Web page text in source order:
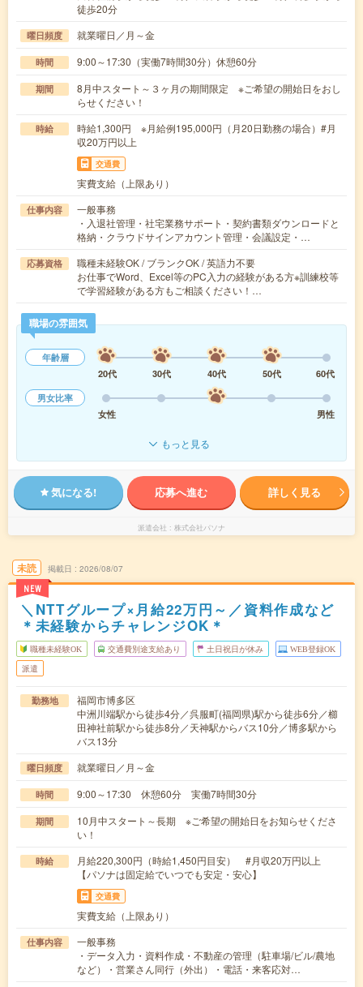
徒歩20分
曜日頻度 就業曜日／月～金
時間 9:00～17:30（実働7時間30分）休憩60分
期間
8月中スタート～３ヶ月の期間限定 ※ご希望の開始日をおし
らせください！
時給
時給1,300円 ※月給例195,000円（月20日勤務の場合）#月
収20万円以上
交通費
実費支給（上限あり）
仕事内容
一般事務
・入退社管理・社宅業務サポート・契約書類ダウンロードと
格納・クラウドサインアカウント管理・会議設定・…
応募資格
職種未経験OK / ブランクOK / 英語力不要
お仕事でWord、Excel等のPC入力の経験がある方※訓練校等
で学習経験がある方もご相談ください！…
職場の雰囲気
年齢層
20代
30代 40代 50代
60代
男女比率
女性
男性
もっと見る
気になる! 応募へ進む 詳しく見る
派遣会社 株式会社パソナ
未読
NEW
掲載日 2026/08/07
＼NTTグループ×月給22万円～／資料作成など
＊未経験からチャレンジOK＊
職種未経験OK 交通費別途支給あり 土日祝日が休み WEB登録OK
派遣
勤務地
福岡市博多区
中洲川端駅から徒歩4分／呉服町(福岡県)駅から徒歩6分／櫛
田神社前駅から徒歩8分／天神駅からバス10分／博多駅から
バス13分
曜日頻度 就業曜日／月～金
時間 9:00～17:30 休憩60分 実働7時間30分
期間
10月中スタート～長期 ※ご希望の開始日をお知らせくださ
い！
時給
月給220,300円（時給1,450円目安） #月収20万円以上
【パソナは固定給でいつでも安定・安心】
交通費
実費支給（上限あり）
仕事内容
一般事務
・データ入力・資料作成・不動産の管理（駐車場/ビル/農地
など）・営業さん同行（外出）・電話・来客応対…